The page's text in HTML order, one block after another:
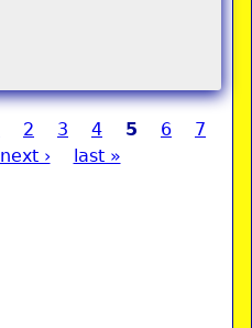
2 3 4 5 6
7
next › last »